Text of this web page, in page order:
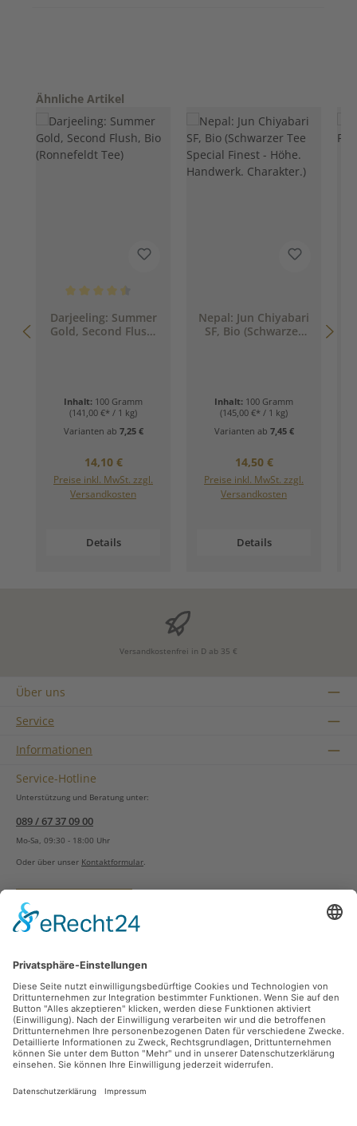
Produktgalerie überspringen
Ähnliche Artikel
Darjeeling: Summer
Gold, Second Flush,
Inhalt: 100 Gramm
(141,00 €* / 1 kg)
Varianten ab 7,25 €
Regulärer Preis:
14,10 €
Preise inkl. MwSt. zzgl.
Versandkosten
Details
Nepal: Jun Chiyabari
SF, Bio (Schwarzer
Inhalt: 100 Gramm
(145,00 €* / 1 kg)
Varianten ab 7,45 €
Regulärer Preis:
14,50 €
Preise inkl. MwSt. zzgl.
Versandkosten
Details
Versandkostenfrei in D ab 35 €
Über uns
Service
Informationen
Service-Hotline
Unterstützung und Beratung unter:
089 / 67 37 09 00
Mo-Sa, 09:30 - 18:00 Uhr
Oder über unser Kontaktformular.
Vertrag widerrufen
Zahlungsarten
Sicher Einkaufen
Ladengeschäft
Newsletter